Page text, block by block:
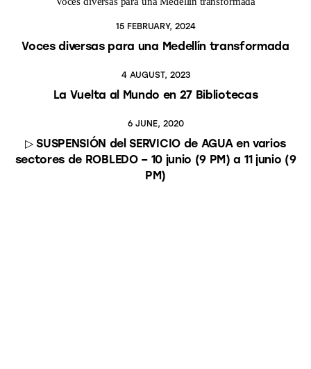
15 FEBRUARY, 2024
Voces diversas para una Medellín transformada
4 AUGUST, 2023
La Vuelta al Mundo en 27 Bibliotecas
6 JUNE, 2020
▷ SUSPENSIÓN del SERVICIO de AGUA en varios
sectores de ROBLEDO – 10 junio (9 PM) a 11 junio (9
PM)